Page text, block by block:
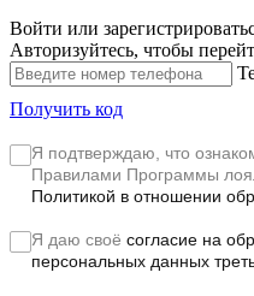
Войти или
Авторизуйтесь, чтобы
Получить код
Я подтверждаю, что
Правилами Программы
Политикой в отношении
Я даю своё согласие на
персональных данных